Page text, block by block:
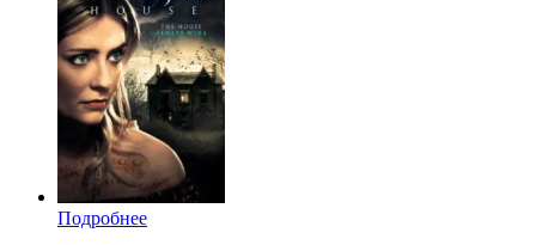
Подробнее